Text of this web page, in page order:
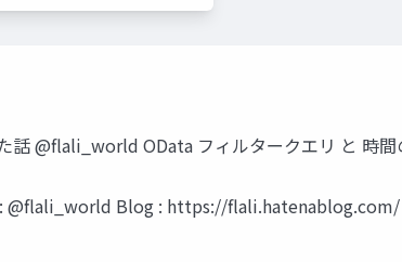
@flali_world OData フィルタークエリ と 時
: @flali_world Blog : https://